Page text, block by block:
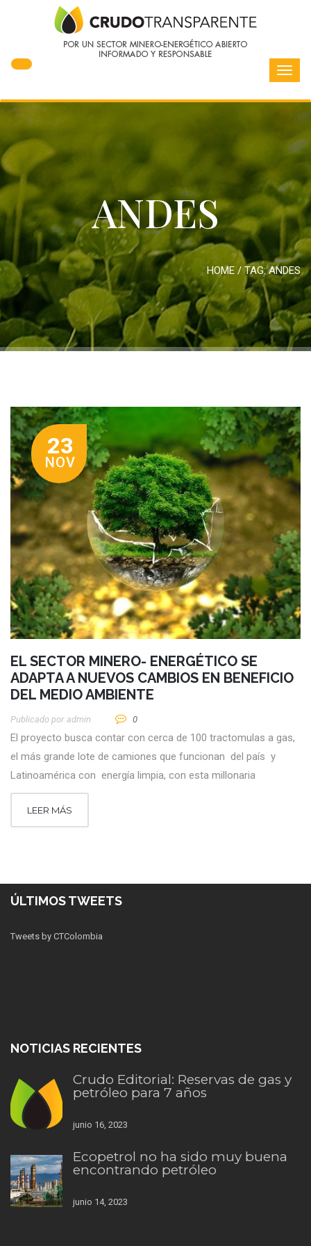
ANDES
HOME/ TAG:ANDES
23
NOV
EL SECTOR MINERO- ENERGÉTICO SE
ADAPTA A NUEVOS CAMBIOS EN BENEFICIO
DEL MEDIO AMBIENTE
Publicado por Admin 0
El proyecto busca contar con cerca de 100 tractomulas a gas,
el más grande lote de camiones que funcionan del país y
Latinoamérica con energía limpia, con esta millonaria
LEER MÁS
ÚLTIMOS TWEETS
Tweets by CTColombia
NOTICIAS RECIENTES
Crudo Editorial: Reservas de gas y
petróleo para 7 años
junio 16, 2023
Ecopetrol no ha sido muy buena
encontrando petróleo
junio 14, 2023